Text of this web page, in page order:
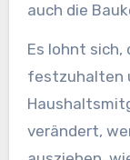
auch die
Es lohnt sich,
festzuhalten
verändert,